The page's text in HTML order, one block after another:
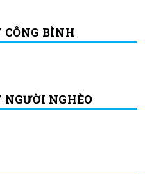
CÔNG BÌNH
NGƯỜI NGHÈO